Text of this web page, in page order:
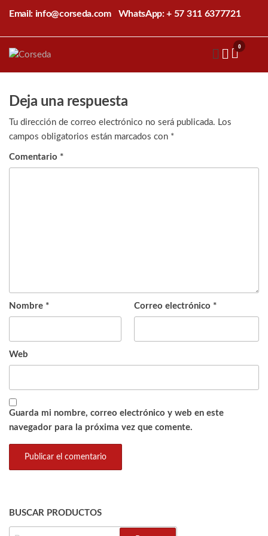
contenido
Email: info@corseda.com WhatsApp: + 57 311 6377721
sericultura
0
Deja una respuesta
Tu dirección de correo electrónico no será publicada. Los
campos obligatorios están marcados con *
Comentario *
Nombre * Correo electrónico *
Web
Guarda mi nombre, correo electrónico y web en este
navegador para la próxima vez que comente.
BUSCAR PRODUCTOS
BUSCAR: